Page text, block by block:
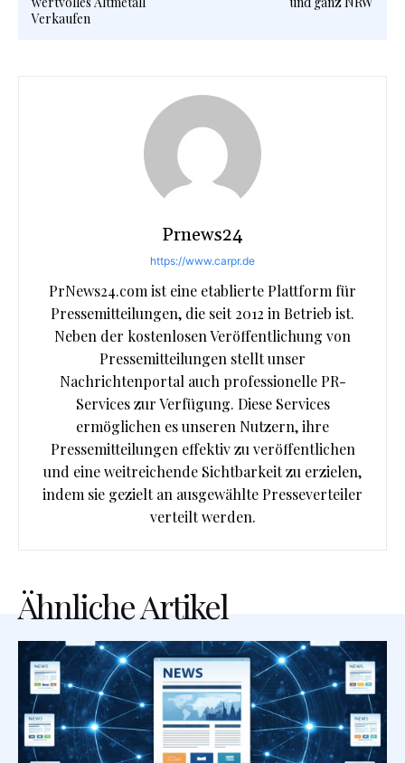
Verkaufen
Prnews24
https://www.carpr.de
PrNews24.com ist eine etablierte Plattform für
Pressemitteilungen, die seit 2012 in Betrieb ist.
Neben der kostenlosen Veröffentlichung von
Pressemitteilungen stellt unser
Nachrichtenportal auch professionelle PR-
Services zur Verfügung. Diese Services
ermöglichen es unseren Nutzern, ihre
Pressemitteilungen effektiv zu veröffentlichen
und eine weitreichende Sichtbarkeit zu erzielen,
indem sie gezielt an ausgewählte Presseverteiler
verteilt werden.
Ähnliche Artikel